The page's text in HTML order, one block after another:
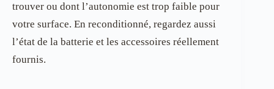
trouver ou dont l’autonomie est trop faible pour
votre surface. En reconditionné, regardez aussi
l’état de la batterie et les accessoires réellement
fournis.